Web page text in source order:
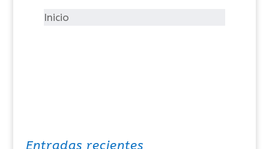
íInicio
Entradas recientes